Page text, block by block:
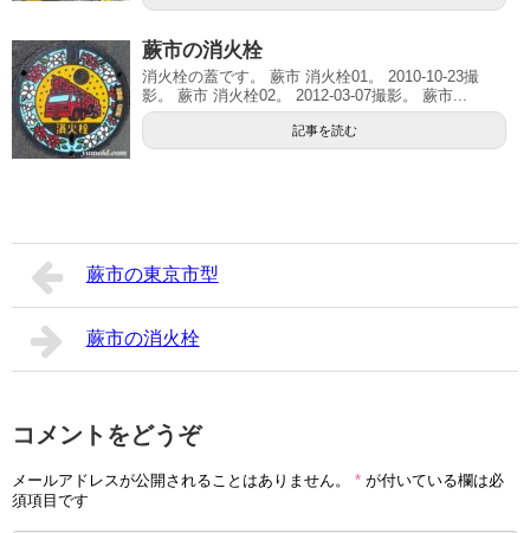
蕨市の消火栓
消火栓の蓋です。 蕨市 消火栓01。 2010-10-23撮
影。 蕨市 消火栓02。 2012-03-07撮影。 蕨市...
記事を読む
蕨市の東京市型
蕨市の消火栓
コメントをどうぞ
メールアドレスが公開されることはありません。 * が付いている欄は必
須項目です